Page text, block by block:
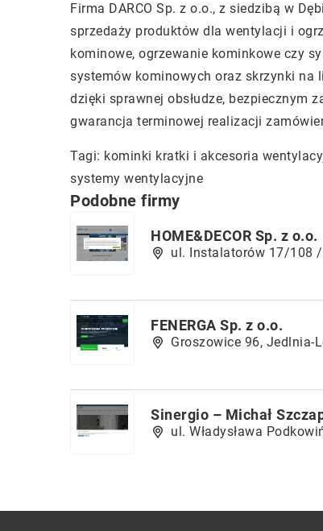
Firma DARCO Sp. z o.o., z siedzibą w
sprzedaży produktów dla wentylacji i
kominowe, ogrzewanie kominkowe czy
systemów kominowych oraz skrzynki
dzięki sprawnej obsłudze, bezpiecznym
gwarancja terminowej realizacji
Tagi: kominki kratki i akcesoria
systemy wentylacyjne
Podobne firmy
HOME&DECOR Sp. z o.o.
ul. Instalatorów 17/108
FENERGA Sp. z o.o.
Groszowice 96, Jedlnia-
Sinergio – Michał
ul. Władysława